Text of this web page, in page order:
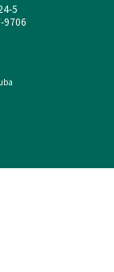
5
9706